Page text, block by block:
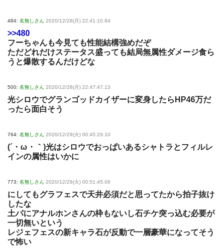
484: 名無しさん 2020/12/28(月) 22:41:10.84
>>480
フーちゃんも今見ても性能結構強めだぞ
ただどれだけステータス盛っても結局無属性ダメージ食ら
うと爆散するんだけどな
500: 名無しさん 2020/12/28(月) 22:47:47.13
光シロウでグランゴッドカイザーに変身したらHP46万だ
ったら面白そう
764: 名無しさん 2020/12/29(火) 00:45:29.10
(´・ω・｀)光はシロウでおっぱいあるシャトラとフィルレ
インの属性はいかに
773: 名無しさん 2020/12/29(火) 00:51:45.06
にしてもグラフェスで天井必須だと思ってたから拍子抜け
したな
土パにアナルホンさんの枠もないし石チケ突っ込む必要が
一切無いという
レジェフェスの新キャラ石が反動で一層豪華になってそう
で怖い